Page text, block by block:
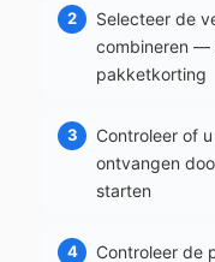
Selecteer de
combineren —
pakketkorting
Controleer of
ontvangen
starten
Controleer de